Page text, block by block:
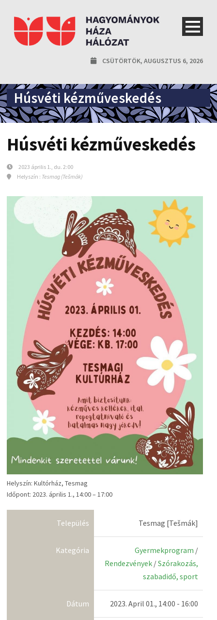
CSÜTÖRTÖK, AUGUSZTUS 6, 2026
Húsvéti kézműveskedés
Húsvéti kézműveskedés
2023 április 1., du. 2:00
Helyszín : Tesmag (Tešmák)
Helyszín: Kultórház, Tesmag
Időpont: 2023. április 1., 14:00 – 17:00
Település Tesmag [Tešmák]
Kategória Gyermekprogram /
Rendezvények /Szórakozás,
szabadidő, sport
Dátum 2023. April 01., 14:00 - 16:00